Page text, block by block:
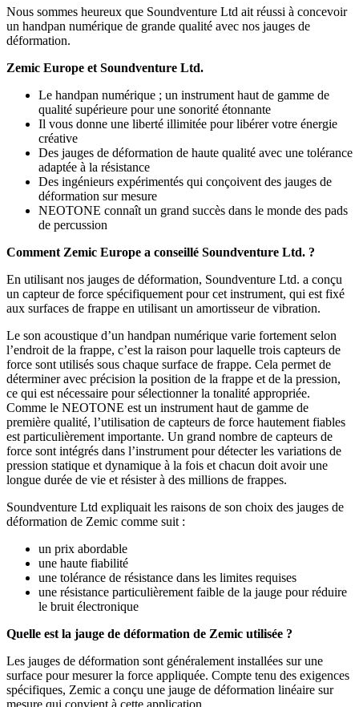
Nous sommes heureux que Soundventure Ltd ait réussi à concevoir
un handpan numérique de grande qualité avec nos jauges de
déformation.
Zemic Europe et Soundventure Ltd.
Le handpan numérique ; un instrument haut de gamme de
qualité supérieure pour une sonorité étonnante
Il vous donne une liberté illimitée pour libérer votre énergie
créative
Des jauges de déformation de haute qualité avec une tolérance
adaptée à la résistance
Des ingénieurs expérimentés qui conçoivent des jauges de
déformation sur mesure
NEOTONE connaît un grand succès dans le monde des pads
de percussion
Comment Zemic Europe a conseillé Soundventure Ltd. ?
En utilisant nos jauges de déformation, Soundventure Ltd. a conçu
un capteur de force spécifiquement pour cet instrument, qui est fixé
aux surfaces de frappe en utilisant un amortisseur de vibration.
Le son acoustique d’un handpan numérique varie fortement selon
l’endroit de la frappe, c’est la raison pour laquelle trois capteurs de
force sont utilisés sous chaque surface de frappe. Cela permet de
déterminer avec précision la position de la frappe et de la pression,
ce qui est nécessaire pour sélectionner la tonalité appropriée.
Comme le NEOTONE est un instrument haut de gamme de
première qualité, l’utilisation de capteurs de force hautement fiables
est particulièrement importante. Un grand nombre de capteurs de
force sont intégrés dans l’instrument pour détecter les variations de
pression statique et dynamique à la fois et chacun doit avoir une
longue durée de vie et résister à des millions de frappes.
Soundventure Ltd expliquait les raisons de son choix des jauges de
déformation de Zemic comme suit :
un prix abordable
une haute fiabilité
une tolérance de résistance dans les limites requises
une résistance particulièrement faible de la jauge pour réduire
le bruit électronique
Quelle est la jauge de déformation de Zemic utilisée ?
Les jauges de déformation sont généralement installées sur une
surface pour mesurer la force appliquée. Compte tenu des exigences
spécifiques, Zemic a conçu une jauge de déformation linéaire sur
mesure qui convient à cette application.